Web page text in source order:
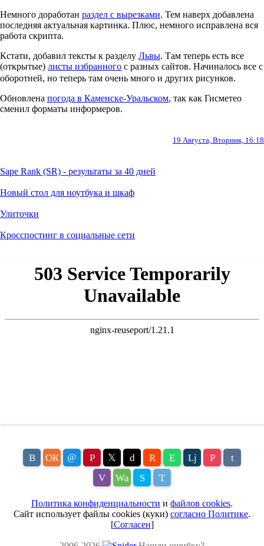
Немного доработан раздел с вырезками. Тем наверх добавлена
последняя актуальная картинка. Плюс, немного исправлена вся
работа скрипта.
Кстати, добавил тексты к разделу Львы. Там теперь есть все
(открытые) листы избранного с разных сайтов. Начиналось все с
оборотней, но теперь там очень много и других рисунков.
Обновлена погода в Каменске-Уральском, так как Гисметео
сменил форматы информеров.
19 Августа, Вторник, 16:18
Sape Rank (SR) - результаты за 40 дней
Новый стол для ноутбука и шкаф
Улиточки
Кросспостинг в социальные сети
В ОК @ P 𝕏 d R E Lj P
t
V
Wa S T
Политика конфиденциальности и файлов cookies.
Сайт использует файлы cookies (куки) согласно Политике.
[Согласен]